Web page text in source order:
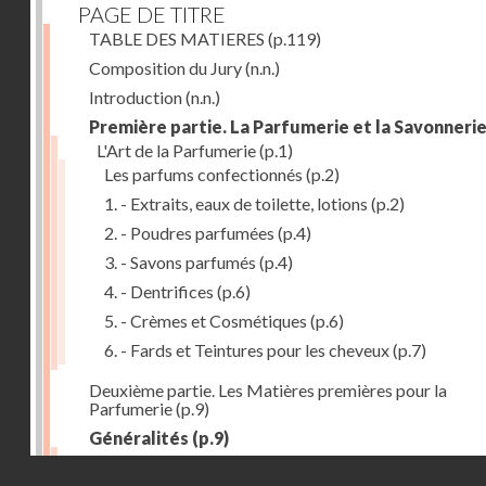
PAGE DE TITRE
TABLE DES MATIERES (p.119)
Composition du Jury(n.n.)
Introduction(n.n.)
Première partie. La Parfumerie et la Savonnerie
L'Art de la Parfumerie(p.1)
Les parfums confectionnés (p.2)
1. - Extraits, eaux de toilette, lotions (p.2)
2. - Poudres parfumées (p.4)
3. - Savons parfumés (p.4)
4. - Dentrifices (p.6)
5. - Crèmes et Cosmétiques (p.6)
6. - Fards et Teintures pour les cheveux(p.7)
Deuxième partie. Les Matières premières pour la
Parfumerie(p.9)
Généralités (p.9)
Les parfums naturels(p.10)